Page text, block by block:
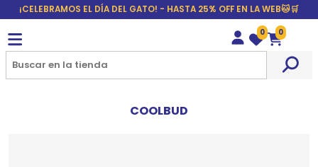
¡CELEBRAMOS EL DÍA DEL GATO! - HASTA 25% OFF EN LA WEB🐱🛒
Wishlist
0
Carrito
0
COOLBUD